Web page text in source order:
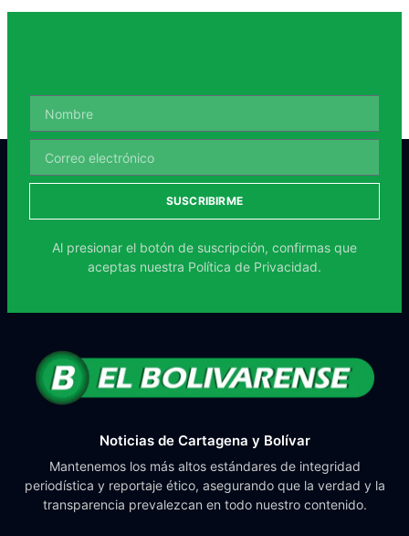
SUSCRIBIRME
Al presionar el botón de suscripción, confirmas que
aceptas nuestra Política de Privacidad.
Noticias de Cartagena y Bolívar
Mantenemos los más altos estándares de integridad
periodística y reportaje ético, asegurando que la verdad y la
transparencia prevalezcan en todo nuestro contenido.